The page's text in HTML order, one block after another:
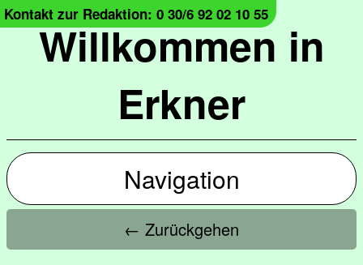
Willkommen in
Erkner
Kontakt zur Redaktion: 0 30/6 92 02 10 55
Navigation
← Zurückgehen